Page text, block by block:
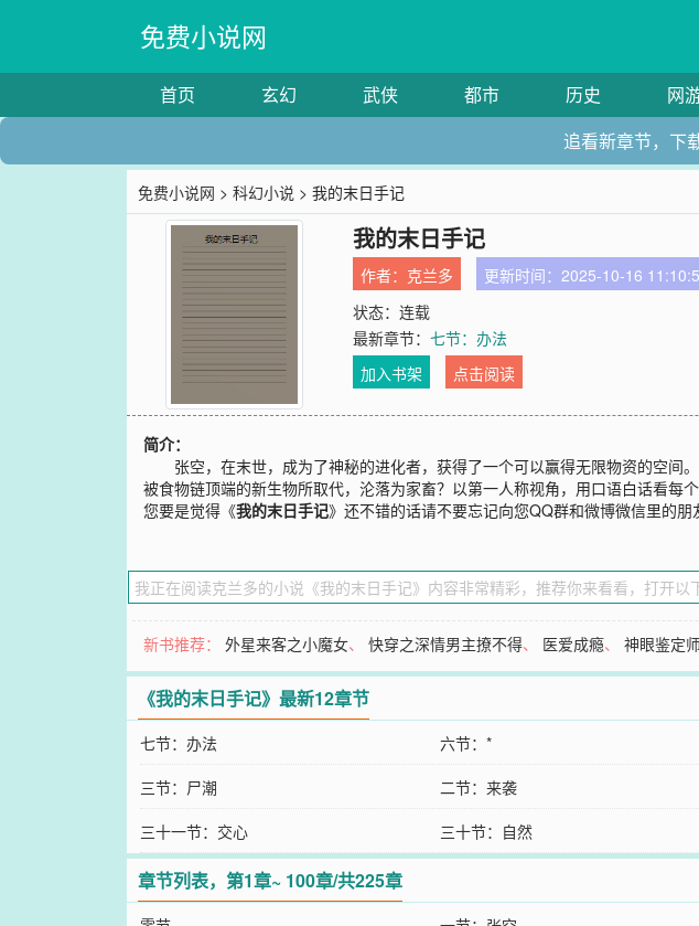
免费小说网
首页 玄幻 武侠 都市 历史 网
追看新章节，下
免费小说网 >科幻小说 > 我的末日手记
我的末日手记
作者： 克兰多 更新时间：2025-10-16
状态：连载
最新章节：七节：办法
加入书架
点击阅读
简介：
张空，在末世，成为了神秘的进化者，获得了一个可以赢得无限物资的空间
被食物链顶端的新生物所取代，沦落为家畜？以第一人称视角，用口语白话看每
您要是觉得《我的末日手记》还不错的话请不要忘记向您QQ群和微博微信里的朋
新书推荐：外星来客之小魔女、快穿之深情男主撩不得、 医爱成瘾、神眼鉴定
《我的末日手记》最新12章节
七节：办法 六节：*
三节：尸潮
二节：来袭
三十一节：交心
三十节：自然
章节列表，第1章~ 100章/共225章